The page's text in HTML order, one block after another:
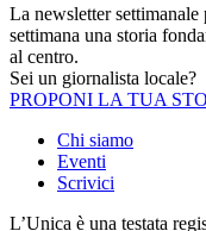
La newsletter
settimana una storia
al centro.
Sei un giornalista locale?
PROPONI LA TUA
Chi siamo
Eventi
Scrivici
L’Unica è una testata